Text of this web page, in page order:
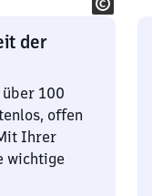
der
100
offen
Ihrer
wichtige